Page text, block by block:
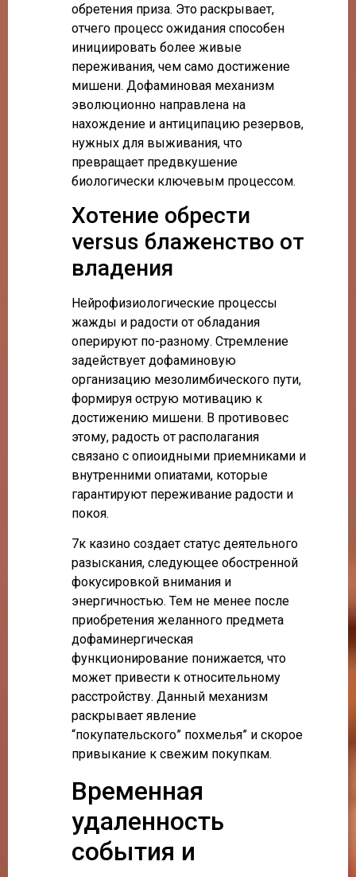
обретения приза. Это раскрывает,
отчего процесс ожидания способен
инициировать более живые
переживания, чем само достижение
мишени. Дофаминовая механизм
эволюционно направлена на
нахождение и антиципацию резервов,
нужных для выживания, что
превращает предвкушение
биологически ключевым процессом.
Хотение обрести
versus блаженство от
владения
Нейрофизиологические процессы
жажды и радости от обладания
оперируют по-разному. Стремление
задействует дофаминовую
организацию мезолимбического пути,
формируя острую мотивацию к
достижению мишени. В противовес
этому, радость от располагания
связано с опиоидными приемниками и
внутренними опиатами, которые
гарантируют переживание радости и
покоя.
7к казино создает статус деятельного
разыскания, следующее обостренной
фокусировкой внимания и
энергичностью. Тем не менее после
приобретения желанного предмета
дофаминергическая
функционирование понижается, что
может привести к относительному
расстройству. Данный механизм
раскрывает явление
“покупательского” похмелья” и скорое
привыкание к свежим покупкам.
Временная
удаленность
события и